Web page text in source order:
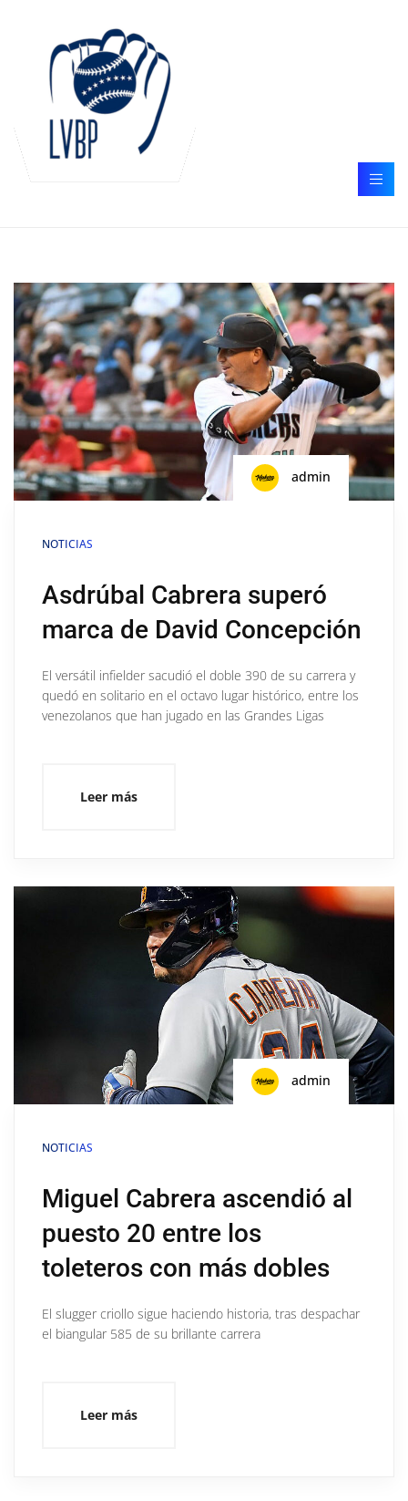
admin
NOTICIAS
Asdrúbal Cabrera superó
marca de David Concepción
El versátil infielder sacudió el doble 390 de su carrera y
quedó en solitario en el octavo lugar histórico, entre los
venezolanos que han jugado en las Grandes Ligas
Leer más
admin
NOTICIAS
Miguel Cabrera ascendió al
puesto 20 entre los
toleteros con más dobles
El slugger criollo sigue haciendo historia, tras despachar
el biangular 585 de su brillante carrera
Leer más